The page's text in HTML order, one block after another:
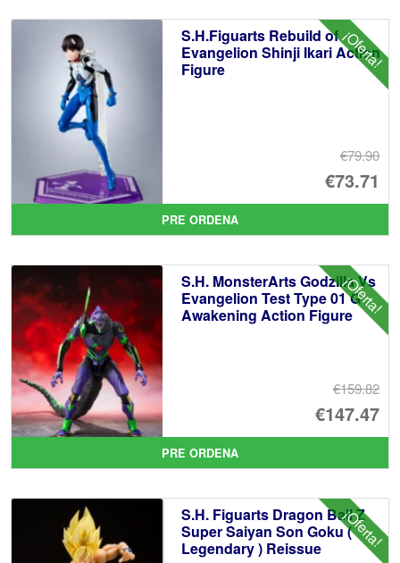
¡Oferta!
S.H.Figuarts Rebuild of
Evangelion Shinji Ikari Action
Figure
€79.90
€73.71
El
PRE ORDENA
¡Oferta!
S.H. MonsterArts Godzilla Vs
Evangelion Test Type 01 G
Awakening Action Figure
€159.82
El
€147.47
El
PRE ORDENA
¡Oferta!
S.H. Figuarts Dragon Ball Z
Super Saiyan Son Goku (
Legendary ) Reissue